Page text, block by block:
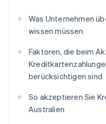
Was Unternehmen
wissen müssen
Faktoren, die beim
berücksichtigen sind
So akzeptieren Sie
Australien